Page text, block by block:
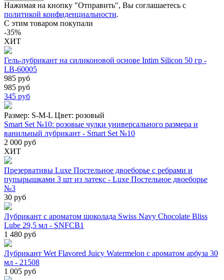
Нажимая на кнопку "Отправить", Вы соглашаетесь с
политикой конфиденциальности.
С этим товаром покупали
-35%
ХИТ
Гель-лубрикант на силиконовой основе Intim Silicon 50 гр -
LB-60005
985 руб
985 руб
345 руб
Размер: S-M-L Цвет: розовый
Smart Set №10: розовые чулки универсального размера и
ванильный лубрикант - Smart Set №10
2 000 руб
ХИТ
Презервативы Luxe Постельное двоеборье с ребрами и
пупырышками 3 шт из латекс - Luxe Постельное двоеборье
№3
30 руб
Лубрикант с ароматом шоколада Swiss Navy Chocolate Bliss
Lube 29,5 мл - SNFCB1
1 480 руб
Лубрикант Wet Flavored Juicy Watermelon с ароматом арбуза 30
мл - 21508
1 005 руб